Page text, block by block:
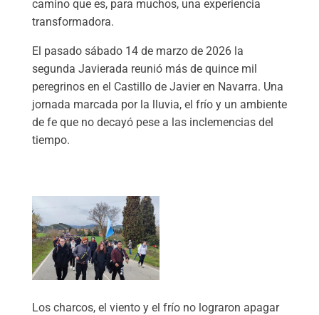
camino que es, para muchos, una experiencia
transformadora.
El pasado sábado 14 de marzo de 2026 la
segunda Javierada reunió más de quince mil
peregrinos en el Castillo de Javier en Navarra. Una
jornada marcada por la lluvia, el frío y un ambiente
de fe que no decayó pese a las inclemencias del
tiempo.
Los charcos, el viento y el frío no lograron apagar